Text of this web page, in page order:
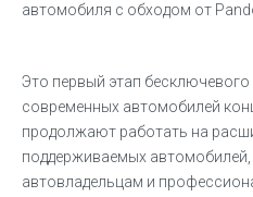
автомобиля с обходом от
Это первый этап бесключевого
современных автомобилей
продолжают работать на
поддерживаемых
автовладельцам и